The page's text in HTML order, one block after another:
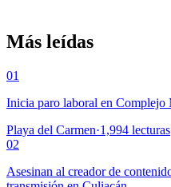
Más leídas
01
Inicia paro laboral en Complejo
Playa del Carmen·1,994 lecturas
02
Asesinan al creador de